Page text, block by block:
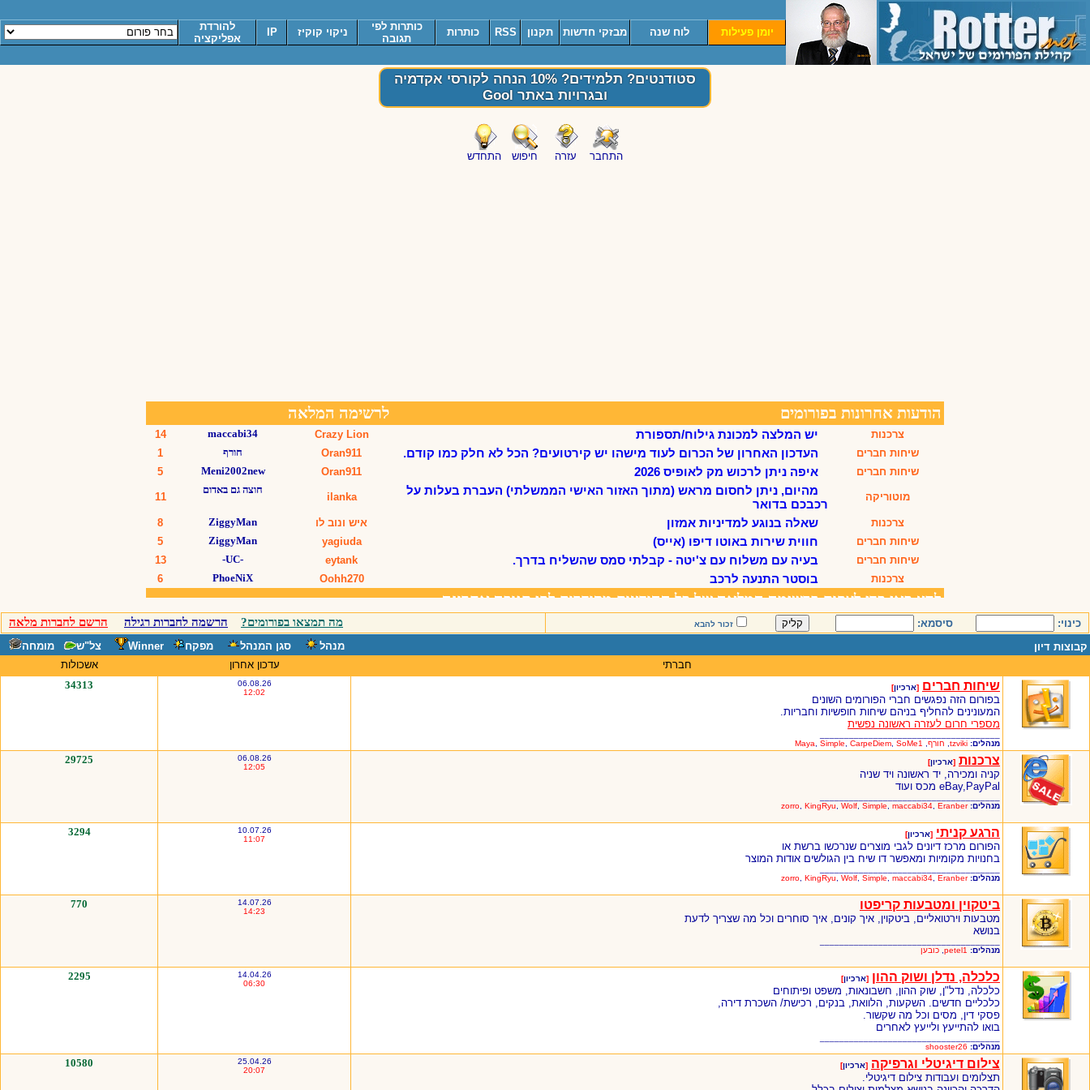
יומן פעילות לוח שנה מבזקי חדשות תקנון RSS כותרות
כותרות לפי
תגובה
ניקוי קוקיז IP
להורדת
אפליקציה
סטודנטים? תלמידים? 10% הנחה לקורסי אקדמיה
ובגרויות באתר Gool
התחבר עזרה חיפוש התחדש
כינוי: סיסמא: זכור להבא מה תמצאו בפורומים? הרשמה לחברות רגילה הרשם לחברות מלאה
קבוצות דיון מנהל סגן המנהל מפקח Winner צל"ש
מומחה
חברתי
עדכון אחרון אשכולות
שיחות חברים [ארכיון]
בפורום הזה נפגשים חברי הפורומים השונים
המעונינים להחליף בניהם שיחות חופשיות וחבריות.
מספרי חרום לעזרה ראשונה נפשית
מנהלים: tzviki חורף Maya Simple CarpeDiem SoMe1
06.08.26
12:02
34313
צרכנות [ארכיון]
קניה ומכירה, יד ראשונה ויד שניה
eBay,PayPal מכס ועוד
מנהלים:
zorro KingRyu Wolf Simple maccabi34 Eranber
06.08.26
12:05
29725
הרגע קניתי [ארכיון]
הפורום מרכז דיונים לגבי מוצרים שנרכשו ברשת או
בחנויות מקומיות ומאפשר דו שיח בין הגולשים אודות המוצר
מנהלים:
zorro KingRyu Wolf Simple maccabi34 Eranber
10.07.26
11:07
3294
ביטקוין ומטבעות קריפטו
מטבעות וירטואליים, ביטקוין, איך קונים, איך סוחרים וכל מה שצריך לדעת
בנושא
מנהלים: petel1 כובען
14.07.26
14:23
770
כלכלה, נדלן ושוק ההון [ארכיון]
כלכלה, נדל"ן, שוק ההון, חשבונאות, משפט ופיתוחים
כלכליים חדשים. השקעות, הלוואת, בנקים, רכישת/ השכרת דירה,
פסקי דין, מסים וכל מה שקשור.
בואו להתייעץ ולייעץ לאחרים
מנהלים: shooster26
14.04.26
06:30
2295
צילום דיגיטלי וגרפיקה [ארכיון]
תצלומים ועבודות צילום דיגיטלי.
25.04.26
20:07
10580